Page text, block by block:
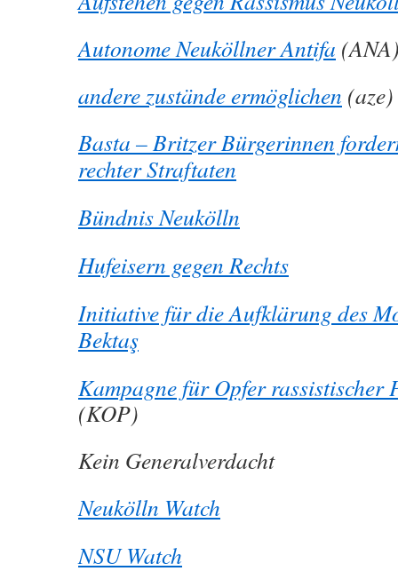
Autonome Neuköllner Antifa
andere zustände ermöglichen (aze)
Basta – Britzer Bürgerinnen
rechter Straftaten
Bündnis Neukölln
Hufeisern gegen Rechts
Initiative für die Aufklärung des
Bektaş
Kampagne für Opfer rassistischer
(KOP)
Kein Generalverdacht
Neukölln Watch
NSU Watch